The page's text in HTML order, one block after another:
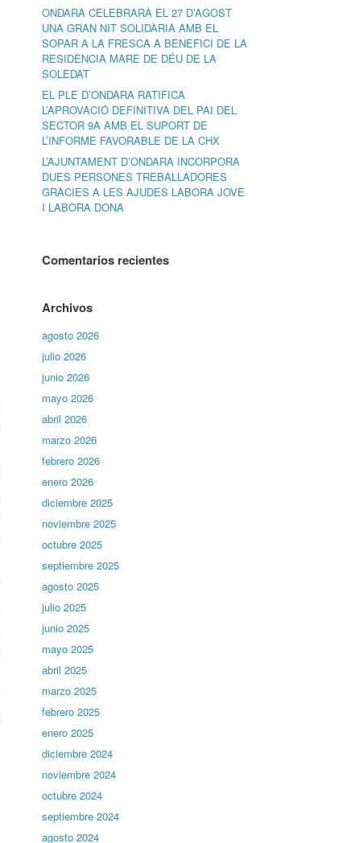
ONDARA CELEBRARÀ EL 27 D’AGOST
UNA GRAN NIT SOLIDÀRIA AMB EL
SOPAR A LA FRESCA A BENEFICI DE LA
RESIDÈNCIA MARE DE DÉU DE LA
SOLEDAT
EL PLE D’ONDARA RATIFICA
L’APROVACIÓ DEFINITIVA DEL PAI DEL
SECTOR 9A AMB EL SUPORT DE
L’INFORME FAVORABLE DE LA CHX
L’AJUNTAMENT D’ONDARA INCORPORA
DUES PERSONES TREBALLADORES
GRÀCIES A LES AJUDES LABORA JOVE
I LABORA DONA
Comentarios recientes
Archivos
agosto 2026
julio 2026
junio 2026
mayo 2026
abril 2026
marzo 2026
febrero 2026
enero 2026
diciembre 2025
noviembre 2025
octubre 2025
septiembre 2025
agosto 2025
julio 2025
junio 2025
mayo 2025
abril 2025
marzo 2025
febrero 2025
enero 2025
diciembre 2024
noviembre 2024
octubre 2024
septiembre 2024
agosto 2024